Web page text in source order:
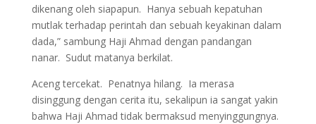
dikenang oleh siapapun. Hanya sebuah kepatuhan
mutlak terhadap perintah dan sebuah keyakinan dalam
dada,” sambung Haji Ahmad dengan pandangan
nanar. Sudut matanya berkilat.
Aceng tercekat. Penatnya hilang. Ia merasa
disinggung dengan cerita itu, sekalipun ia sangat yakin
bahwa Haji Ahmad tidak bermaksud menyinggungnya.